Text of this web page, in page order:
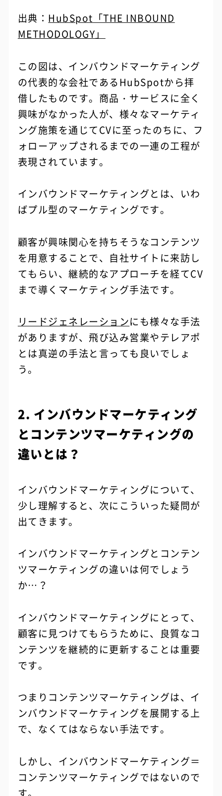
出典： HubSpot「THE INBOUND
METHODOLOGY」
この図は、インバウンドマーケティング
の代表的な会社であるHubSpotから拝
借したものです。商品・サービスに全く
興味がなかった人が、様々なマーケティ
ング施策を通じてCVに至ったのちに、フ
ォローアップされるまでの一連の工程が
表現されています。
インバウンドマーケティングとは、いわ
ばプル型のマーケティングです。
顧客が興味関心を持ちそうなコンテンツ
を用意することで、自社サイトに来訪し
てもらい、継続的なアプローチを経てCV
まで導くマーケティング手法です。
リードジェネレーションにも様々な手法
がありますが、飛び込み営業やテレアポ
とは真逆の手法と言っても良いでしょ
う。
2. インバウンドマーケティング
とコンテンツマーケティングの
違いとは？
インバウンドマーケティングについて、
少し理解すると、次にこういった疑問が
出てきます。
インバウンドマーケティングとコンテン
ツマーケティングの違いは何でしょう
か…？
インバウンドマーケティングにとって、
顧客に見つけてもらうために、良質なコ
ンテンツを継続的に更新することは重要
です。
つまりコンテンツマーケティングは、イ
ンバウンドマーケティングを展開する上
で、なくてはならない手法です。
しかし、インバウンドマーケティング＝
コンテンツマーケティングではないので
す。